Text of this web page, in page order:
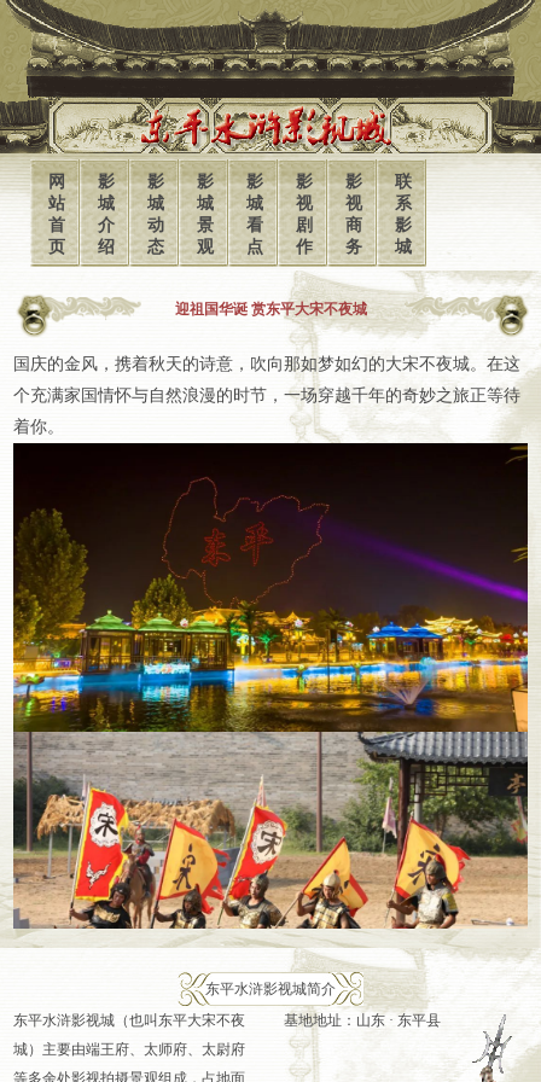
网
站
首
页
影
城
介
绍
影
城
动
态
影
城
景
观
影
城
看
点
影
视
剧
作
影
视
商
务
联
系
影
城
迎祖国华诞 赏东平大宋不夜城
国庆的金风，携着秋天的诗意，吹向那如梦如幻的大宋不夜城。在这
个充满家国情怀与自然浪漫的时节，一场穿越千年的奇妙之旅正等待
着你。
东平水浒影视城简介
东平水浒影视城（也叫东平大宋不夜
城）主要由端王府、太师府、太尉府
等多余处影视拍摄景观组成，占地面
基地地址：山东 · 东平县